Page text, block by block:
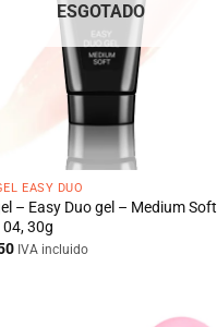
ESGOTADO
EASY DUO
– Easy Duo gel – Medium Soft
30g
IVA incluido